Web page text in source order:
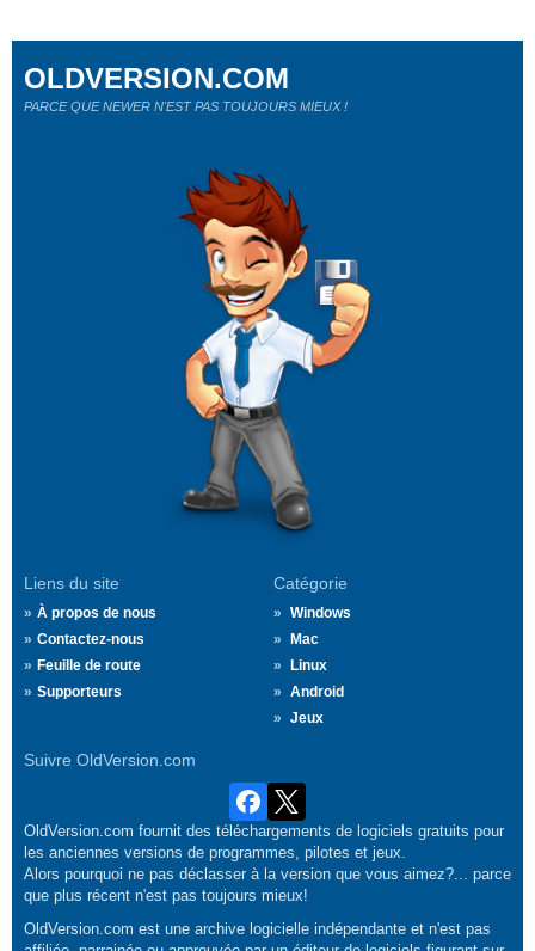
Liens du site
À propos de nous
Contactez-nous
Feuille de route
Supporteurs
Catégorie
Windows
Mac
Linux
Android
Jeux
Suivre OldVersion.com
OLDVERSION.COM
PARCE QUE NEWER N'EST PAS TOUJOURS MIEUX !
OldVersion.com fournit des téléchargements de logiciels gratuits pour
les anciennes versions de programmes, pilotes et jeux.
Alors pourquoi ne pas déclasser à la version que vous aimez?... parce
que plus récent n'est pas toujours mieux!
OldVersion.com est une archive logicielle indépendante et n'est pas